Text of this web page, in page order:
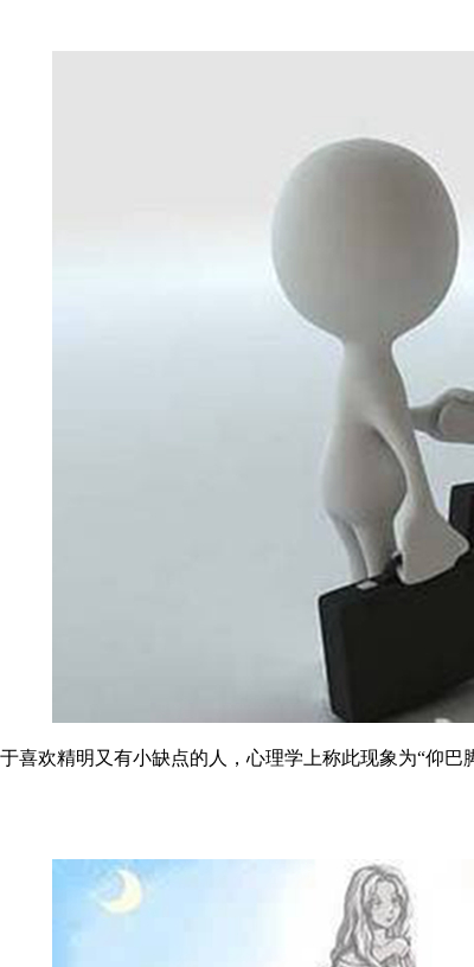
欢精明又有小缺点的人，心理学上称此现象为“仰巴